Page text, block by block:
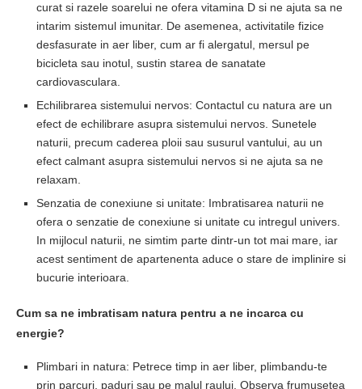
curat si razele soarelui ne ofera vitamina D si ne ajuta sa ne
intarim sistemul imunitar. De asemenea, activitatile fizice
desfasurate in aer liber, cum ar fi alergatul, mersul pe
bicicleta sau inotul, sustin starea de sanatate
cardiovasculara.
Echilibrarea sistemului nervos: Contactul cu natura are un
efect de echilibrare asupra sistemului nervos. Sunetele
naturii, precum caderea ploii sau susurul vantului, au un
efect calmant asupra sistemului nervos si ne ajuta sa ne
relaxam.
Senzatia de conexiune si unitate: Imbratisarea naturii ne
ofera o senzatie de conexiune si unitate cu intregul univers.
In mijlocul naturii, ne simtim parte dintr-un tot mai mare, iar
acest sentiment de apartenenta aduce o stare de implinire si
bucurie interioara.
Cum sa ne imbratisam natura pentru a ne incarca cu
energie?
Plimbari in natura: Petrece timp in aer liber, plimbandu-te
prin parcuri, paduri sau pe malul raului. Observa frumusetea